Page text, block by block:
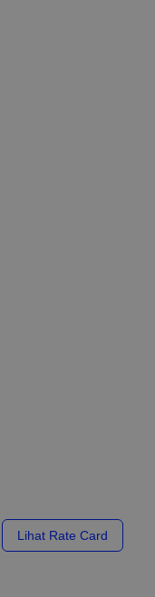
Lihat Rate Card